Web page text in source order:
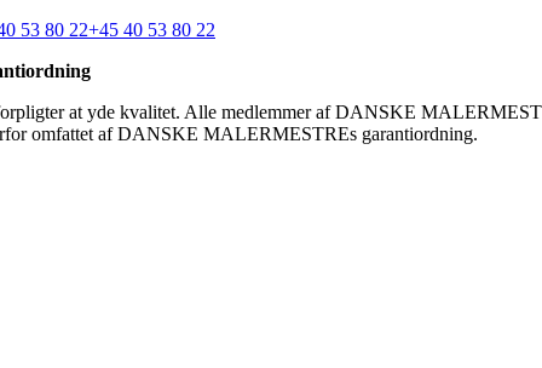
53 80 22+45 40 53 80 22
at yde kvalitet. Alle medlemmer af DANSKE
omfattet af DANSKE MALERMESTREs garantiordning.